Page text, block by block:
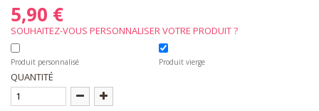
5,90 €
Produit personnalisé Produit vierge
QUANTITÉ